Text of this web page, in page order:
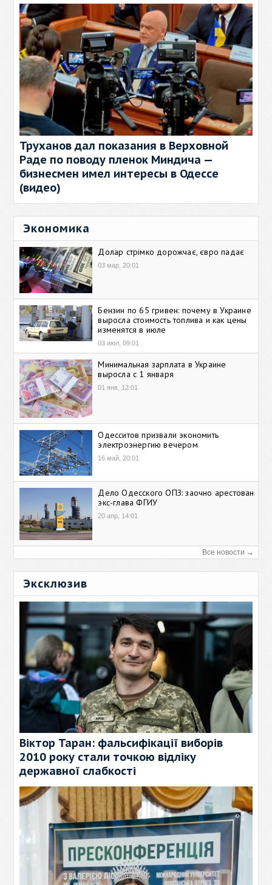
Труханов дал показания в Верховной
Раде по поводу пленок Миндича —
бизнесмен имел интересы в Одессе
(видео)
Экономика
Долар стрімко дорожчає, євро падає
03 мар, 20:01
Бензин по 65 гривен: почему в Украине
выросла стоимость топлива и как цены
изменятся в июле
03 июл, 09:01
Минимальная зарплата в Украине
выросла с 1 января
01 янв, 12:01
Одесситов призвали экономить
электроэнергию вечером
16 май, 20:01
Дело Одесского ОПЗ: заочно арестован
экс-глава ФГИУ
20 апр, 14:01
Все новости →
Эксклюзив
Віктор Таран: фальсифікації виборів
2010 року стали точкою відліку
державної слабкості